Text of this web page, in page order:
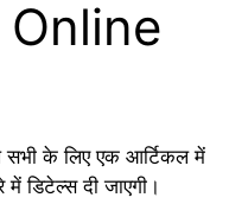
के लिए एक आर्टिकल में
डिटेल्स दी जाएगी।